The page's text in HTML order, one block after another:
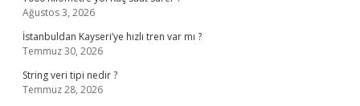
Ağustos 3, 2026
İstanbuldan Kayseri’ye hızlı tren var mı ?
Temmuz 30, 2026
String veri tipi nedir ?
Temmuz 28, 2026